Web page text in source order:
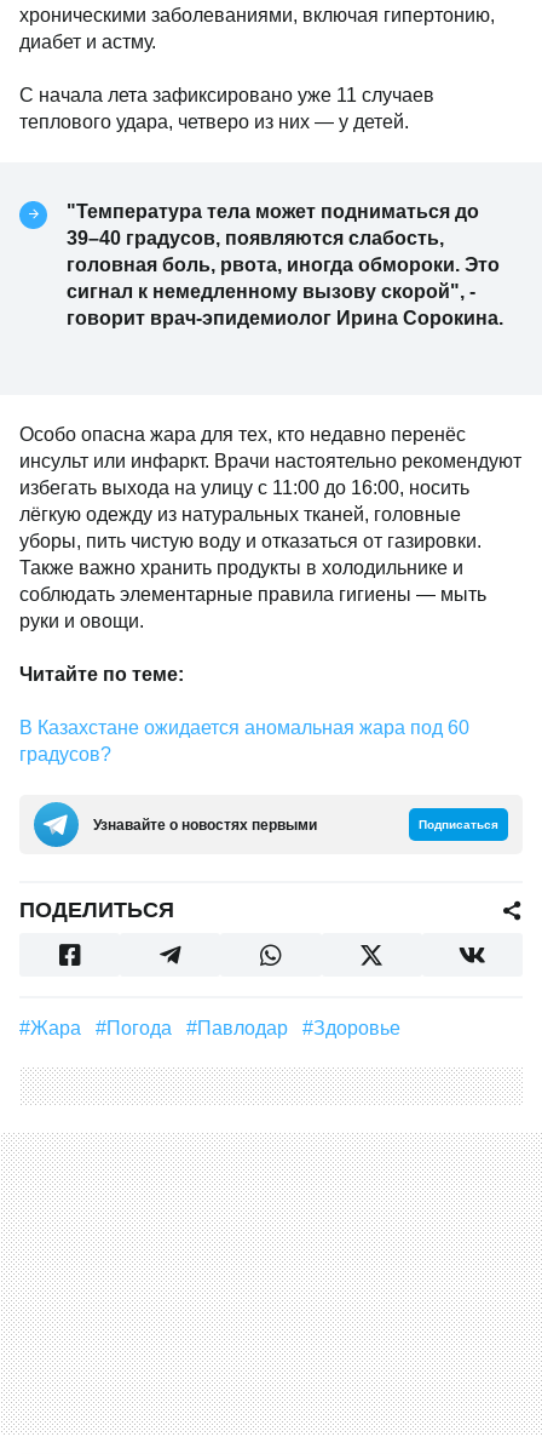
хроническими заболеваниями, включая гипертонию,
диабет и астму.
С начала лета зафиксировано уже 11 случаев
теплового удара, четверо из них — у детей.
"Температура тела может подниматься до
39–40 градусов, появляются слабость,
головная боль, рвота, иногда обмороки. Это
сигнал к немедленному вызову скорой", -
говорит врач-эпидемиолог Ирина Сорокина.
Особо опасна жара для тех, кто недавно перенёс
инсульт или инфаркт. Врачи настоятельно рекомендуют
избегать выхода на улицу с 11:00 до 16:00, носить
лёгкую одежду из натуральных тканей, головные
уборы, пить чистую воду и отказаться от газировки.
Также важно хранить продукты в холодильнике и
соблюдать элементарные правила гигиены — мыть
руки и овощи.
Читайте по теме:
В Казахстане ожидается аномальная жара под 60
градусов?
Узнавайте о новостях первыми Подписаться
ПОДЕЛИТЬСЯ
#Жара #погода #Павлодар #Здоровье